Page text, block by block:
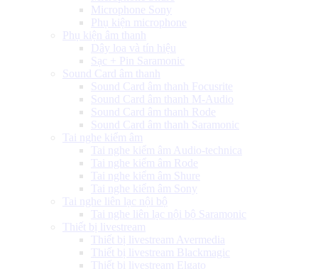
Microphone Sony
Phụ kiện microphone
Phụ kiện âm thanh
Dây loa và tín hiệu
Sạc + Pin Saramonic
Sound Card âm thanh
Sound Card âm thanh Focusrite
Sound Card âm thanh M-Audio
Sound Card âm thanh Rode
Sound Card âm thanh Saramonic
Tai nghe kiểm âm
Tai nghe kiểm âm Audio-technica
Tai nghe kiểm âm Rode
Tai nghe kiểm âm Shure
Tai nghe kiểm âm Sony
Tai nghe liên lạc nội bộ
Tai nghe liên lạc nội bộ Saramonic
Thiết bị livestream
Thiết bị livestream Avermedia
Thiết bị livestream Blackmagic
Thiết bị livestream Elgato